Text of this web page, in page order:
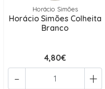
Horácio Simões
Horácio Simões Colheita
Branco
4,80€
+
-